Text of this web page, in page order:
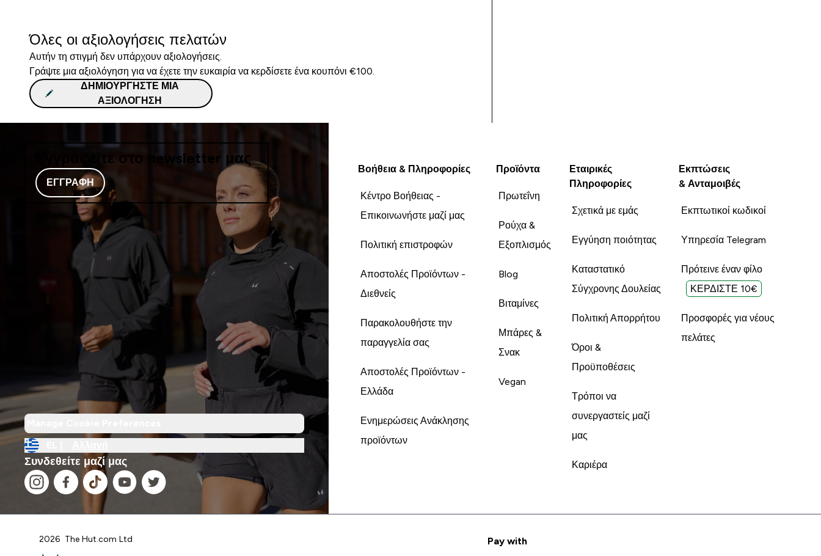
Όλες οι αξιολογήσεις πελατών
Αυτήν τη στιγμή δεν υπάρχουν αξιολογήσεις.
Γράψτε μια αξιολόγηση για να έχετε την ευκαιρία να κερδίσετε ένα κουπόνι €100.
ΔΗΜΙΟΥΡΓΉΣΤΕ ΜΙΑ
ΑΞΙΟΛΌΓΗΣΗ
Εγγραφείτε στο newsletter μας
ΕΓΓΡΑΦΉ
Συνδεθείτε μαζί μας
Βοήθεια & Πληροφορίες
Κέντρο Βοήθειας -
Επικοινωνήστε μαζί μας
Πολιτική επιστροφών
Αποστολές Προϊόντων -
Διεθνείς
Παρακολουθήστε την
παραγγελία σας
Αποστολές Προϊόντων -
Ελλάδα
Ενημερώσεις Ανάκλησης
προϊόντων
Προϊόντα
Πρωτεΐνη
Ρούχα &
Εξοπλισμός
Blog
Βιταμίνες
Μπάρες &
Σνακ
Vegan
Εταιρικές
Πληροφορίες
Σχετικά με εμάς
Εγγύηση ποιότητας
Καταστατικό
Σύγχρονης Δουλείας
Πολιτική Απορρήτου
Όροι &
Προϋποθέσεις
Τρόποι να
συνεργαστείς μαζί
μας
Καριέρα
Εκπτώσεις
& Ανταμοιβές
Εκπτωτικοί κωδικοί
Υπηρεσία Telegram
Πρότεινε έναν φίλο
ΚΕΡΔΙΣΤΕ 10€
Προσφορές για νέους
πελάτες
2026 The Hut.com Ltd Pay with